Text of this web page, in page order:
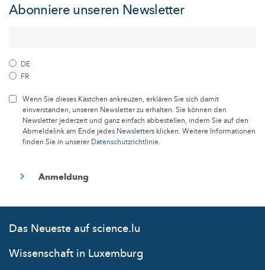
Abonniere unseren Newsletter
DE
FR
Wenn Sie dieses Kästchen ankreuzen, erklären Sie sich damit
einverstanden, unseren Newsletter zu erhalten. Sie können den
Newsletter jederzeit und ganz einfach abbestellen, indem Sie auf den
Abmeldelink am Ende jedes Newsletters klicken. Weitere Informationen
finden Sie in unsererDatenschutzrichtlinie.
Das Neueste auf science.lu
Wissenschaft in Luxemburg